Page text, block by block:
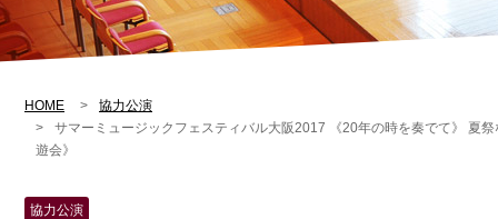
HOME
協力公演
サマーミュージックフェスティバル大阪2017 《20年の時を奏でて》 夏
遊会》
協力公演